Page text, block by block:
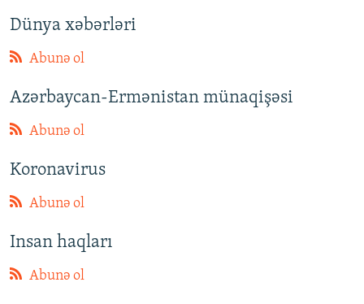
Dünya xəbərləri
Abunə ol
Azərbaycan-Ermənistan münaqişəsi
Abunə ol
Koronavirus
Abunə ol
Insan haqları
Abunə ol